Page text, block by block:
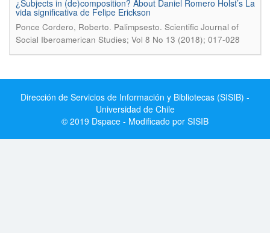
¿Subjects in (de)composition? About Daniel Romero Holst’s La
vida significativa de Felipe Erickson
Ponce Cordero, Roberto. Palimpsesto. Scientific Journal of
Social Iberoamerican Studies; Vol 8 No 13 (2018); 017-028
Dirección de Servicios de Información y Bibliotecas (SISIB) -
Universidad de Chile
© 2019 Dspace - Modificado por SISIB